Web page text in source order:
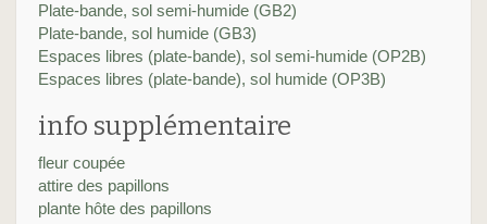
Plate-bande, sol semi-humide (GB2)
Plate-bande, sol humide (GB3)
Espaces libres (plate-bande), sol semi-humide (OP2B)
Espaces libres (plate-bande), sol humide (OP3B)
info supplémentaire
fleur coupée
attire des papillons
plante hôte des papillons